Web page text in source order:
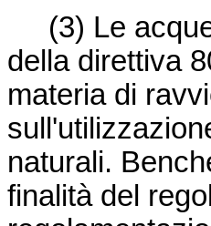
(3) Le
della direttiva
materia di
naturali.
finalità del